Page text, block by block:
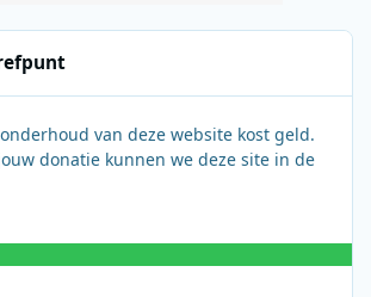
van deze website kost geld.
donatie kunnen we deze site in de